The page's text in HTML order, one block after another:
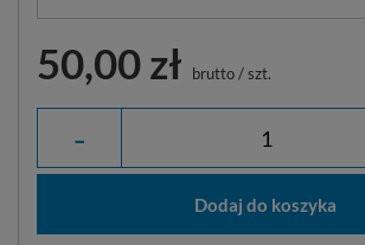
50,00 zł brutto/szt.
-
Dodaj do koszyka